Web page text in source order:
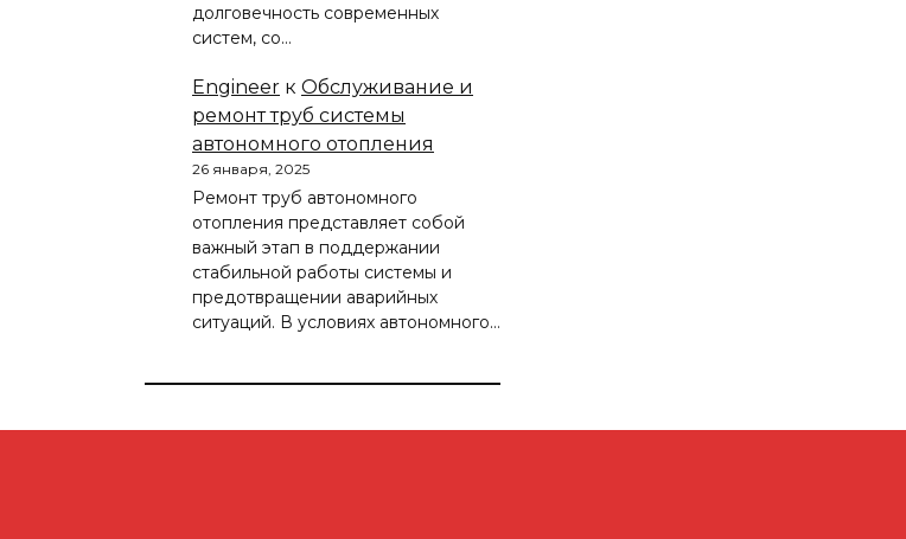
долговечность современных
систем, со…
Engineer к Обслуживание и
ремонт труб системы
автономного отопления
26 января, 2025
Ремонт труб автономного
отопления представляет собой
важный этап в поддержании
стабильной работы системы и
предотвращении аварийных
ситуаций. В условиях автономного…